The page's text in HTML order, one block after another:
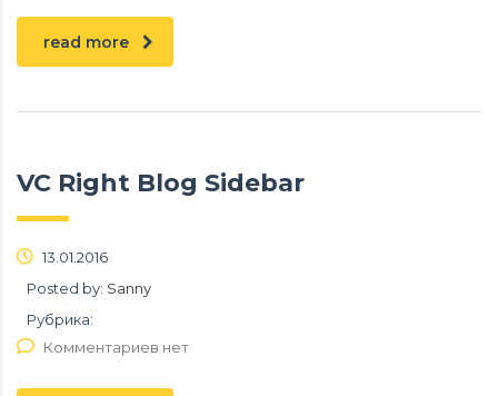
read more
VC Right Blog Sidebar
13.01.2016
Posted by: Sanny
Рубрика:
Комментариев нет